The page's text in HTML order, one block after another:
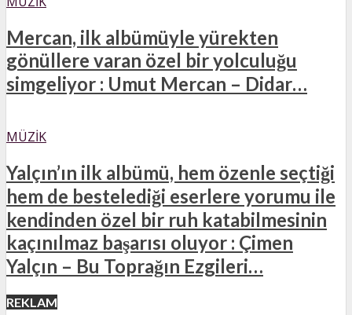
Mercan, ilk albümüyle yürekten
gönüllere varan özel bir yolculuğu
simgeliyor : Umut Mercan – Didar…
MÜZIK
Yalçın’ın ilk albümü, hem özenle seçtiği
hem de bestelediği eserlere yorumu ile
kendinden özel bir ruh katabilmesinin
kaçınılmaz başarısı oluyor : Çimen
Yalçın – Bu Toprağın Ezgileri…
REKLAM